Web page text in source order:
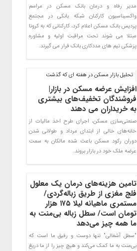
مدیر رفاه و درمان بانک مسکن در مراسم
واکسیناسیون کارکنان شبکه بانکی در مجتمع
پردیس بانک مسکن اعلام کرد، کارکنانی که به کرونا
مبتلا می­ شوند تحت مراقبت اولیه و مشاوره
پزشکی تیم ­های مددکاری بانک قرار می­ گیرند.
تحلیل بازار مسکن در هفته ای که گذشت
افزایش عرضه مسکن در بازار|
فروشندگان تخفیف‌های بیشتری
به خریداران می دهند
صنعتی‌سازی مسکن، اجرای طرح اخذ مالیات از
خانه‌های خالی از ابتدای مرداد و طولانی شدن
دوران رکود مسکن باعث شده‌ مالکان به سمت
عرضه ملک خود در بازار بروند.
تامین هزینه‌های درمان یک معلول
فلج مغزی از طریق زباله‌گردی/
مستمری ماهیانه لیلا ۱۷۵ هزار
تومان است/ سطل زباله بی‌منت به
ما همه چیز می‌دهد
"سطل آشغالی" تنها دوست و رفیق ما است که
بی‌منت به ما کمک می‌کند و هیچ چیز را از ما دریغ